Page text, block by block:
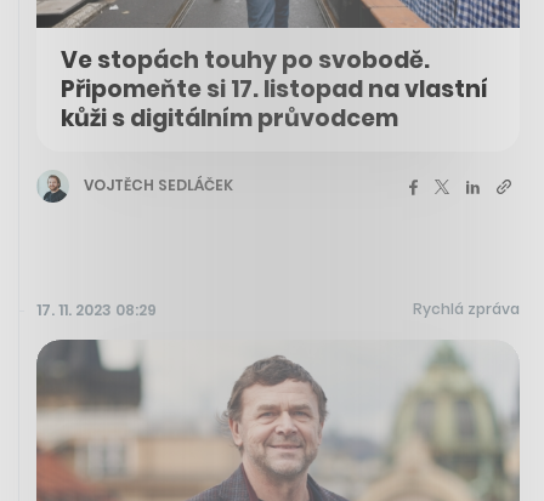
Ve stopách touhy po svobodě.
Připomeňte si 17. listopad na vlastní
kůži s digitálním průvodcem
VOJTĚCH SEDLÁČEK
17. 11. 2023 08:29 Rychlá zpráva